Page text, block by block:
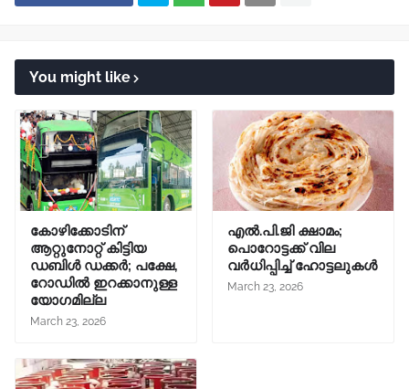
You might like
കോഴിക്കോടിന്
ആറ്റുനോറ്റ് കിട്ടിയ
ഡബിൾ ഡക്കർ; പക്ഷേ,
റോഡിൽ ഇറക്കാനുള്ള
യോഗമില്ല
March 23, 2026
എൽ.പി.ജി ക്ഷാമം;
പൊറോട്ടക്ക് വില
വർധിപ്പിച്ച് ഹോട്ടലുകൾ
March 23, 2026